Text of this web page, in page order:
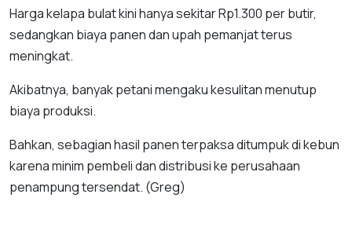
Harga kelapa bulat kini hanya sekitar Rp1.300 per butir,
sedangkan biaya panen dan upah pemanjat terus
meningkat.
Akibatnya, banyak petani mengaku kesulitan menutup
biaya produksi.
Bahkan, sebagian hasil panen terpaksa ditumpuk di kebun
karena minim pembeli dan distribusi ke perusahaan
penampung tersendat. (Greg)